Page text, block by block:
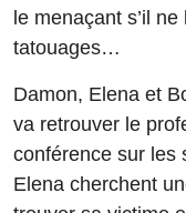
le menaçant s’il
tatouages…
Damon, Elena et
va retrouver le
conférence sur les
Elena cherchent